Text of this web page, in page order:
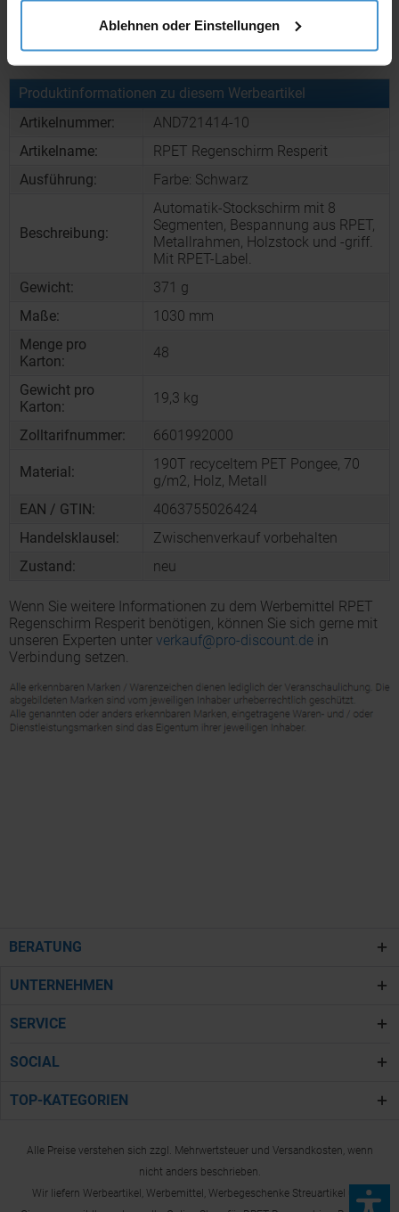
Ablehnen oder Einstellungen
Produktinformationen zu diesem Werbeartikel
Artikelnummer:
AND721414-10
Artikelname:
RPET Regenschirm Resperit
Ausführung:
Farbe: Schwarz
Beschreibung:
Automatik-Stockschirm mit 8
Segmenten, Bespannung aus RPET,
Metallrahmen, Holzstock und -griff.
Mit RPET-Label.
Gewicht:
371 g
Maße:
1030 mm
Menge pro
Karton:
48
Gewicht pro
Karton:
19,3 kg
Zolltarifnummer: 6601992000
Material:
190T recyceltem PET Pongee, 70
g/m2, Holz, Metall
EAN / GTIN:
4063755026424
Handelsklausel:
Zwischenverkauf vorbehalten
Zustand:
neu
Wenn Sie weitere Informationen zu dem Werbemittel RPET
Regenschirm Resperit benötigen, können Sie sich gerne mit
unseren Experten unter verkauf@pro-discount.de in
Verbindung setzen.
BERATUNG
UNTERNEHMEN
SERVICE
SOCIAL
TOP-KATEGORIEN
Alle Preise verstehen sich zzgl. Mehrwertsteuer und Versandkosten, wenn
nicht anders beschrieben.
Wir liefern Werbeartikel, Werbemittel, Werbegeschenke Streuartikel und